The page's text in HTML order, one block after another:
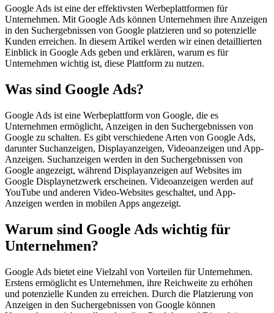
Google Ads ist eine der effektivsten Werbeplattformen für
Unternehmen. Mit Google Ads können Unternehmen ihre Anzeigen
in den Suchergebnissen von Google platzieren und so potenzielle
Kunden erreichen. In diesem Artikel werden wir einen detaillierten
Einblick in Google Ads geben und erklären, warum es für
Unternehmen wichtig ist, diese Plattform zu nutzen.
Was sind Google Ads?
Google Ads ist eine Werbeplattform von Google, die es
Unternehmen ermöglicht, Anzeigen in den Suchergebnissen von
Google zu schalten. Es gibt verschiedene Arten von Google Ads,
darunter Suchanzeigen, Displayanzeigen, Videoanzeigen und App-
Anzeigen. Suchanzeigen werden in den Suchergebnissen von
Google angezeigt, während Displayanzeigen auf Websites im
Google Displaynetzwerk erscheinen. Videoanzeigen werden auf
YouTube und anderen Video-Websites geschaltet, und App-
Anzeigen werden in mobilen Apps angezeigt.
Warum sind Google Ads wichtig für
Unternehmen?
Google Ads bietet eine Vielzahl von Vorteilen für Unternehmen.
Erstens ermöglicht es Unternehmen, ihre Reichweite zu erhöhen
und potenzielle Kunden zu erreichen. Durch die Platzierung von
Anzeigen in den Suchergebnissen von Google können